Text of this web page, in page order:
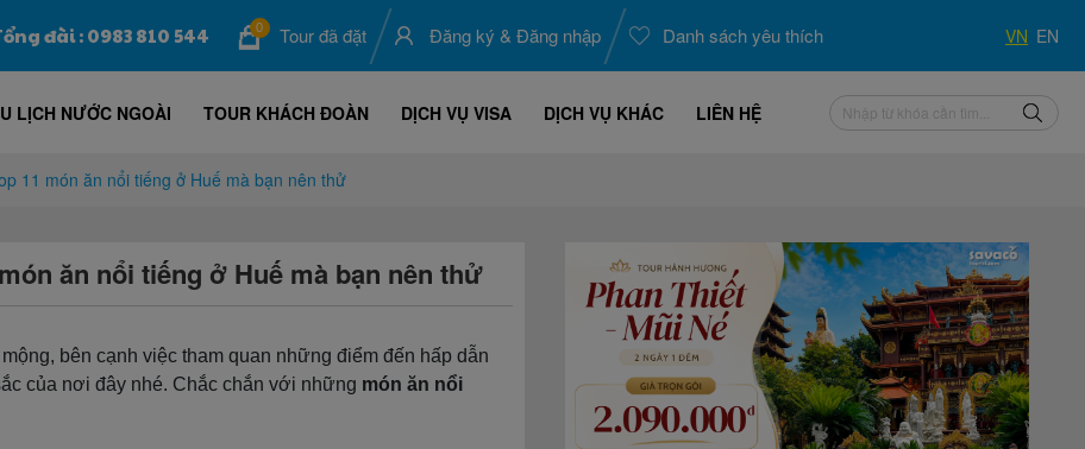
đài : 0983 810 544 0 Tour đã đặt Đăng ký &Đăng nhập Danh sách yêu thích VN EN
LỊCH NƯỚC NGOÀI TOUR KHÁCH ĐOÀN DỊCH VỤ VISA DỊCH VỤ KHÁC LIÊN HỆ
11 món ăn nổi tiếng ở Huế mà bạn nên thử
ăn nổi tiếng ở Huế mà bạn nên thử
bên cạnh việc tham quan những điểm đến hấp dẫn
của nơi đây nhé. Chắc chắn với những món ăn nổi